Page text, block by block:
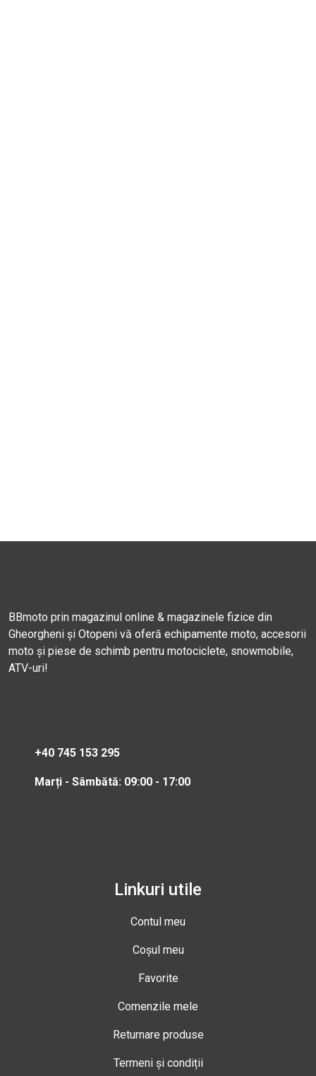
BBmoto prin magazinul online & magazinele fizice din
Gheorgheni și Otopeni vă oferă echipamente moto, accesorii
moto și piese de schimb pentru motociclete, snowmobile,
ATV-uri!
+40 745 153 295
Marți - Sâmbătă: 09:00 - 17:00
Linkuri utile
Contul meu
Coșul meu
Favorite
Comenzile mele
Returnare produse
Termeni și condiții